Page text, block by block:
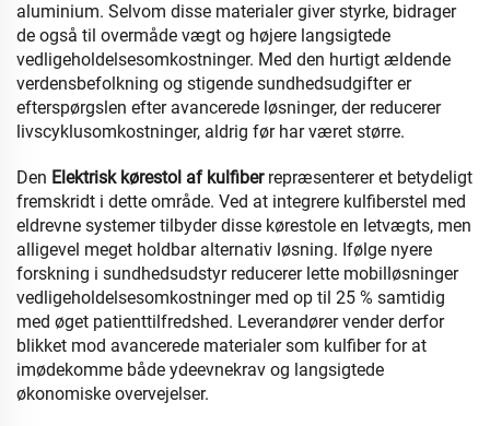
aluminium. Selvom disse materialer giver styrke, bidrager
de også til overmåde vægt og højere langsigtede
vedligeholdelsesomkostninger. Med den hurtigt ældende
verdensbefolkning og stigende sundhedsudgifter er
efterspørgslen efter avancerede løsninger, der reducerer
livscyklusomkostninger, aldrig før har været større.
Den Elektrisk kørestol af kulfiber repræsenterer et betydeligt
fremskridt i dette område. Ved at integrere kulfiberstel med
eldrevne systemer tilbyder disse kørestole en letvægts, men
alligevel meget holdbar alternativ løsning. Ifølge nyere
forskning i sundhedsudstyr reducerer lette mobilløsninger
vedligeholdelsesomkostninger med op til 25 % samtidig
med øget patienttilfredshed. Leverandører vender derfor
blikket mod avancerede materialer som kulfiber for at
imødekomme både ydeevnekrav og langsigtede
økonomiske overvejelser.